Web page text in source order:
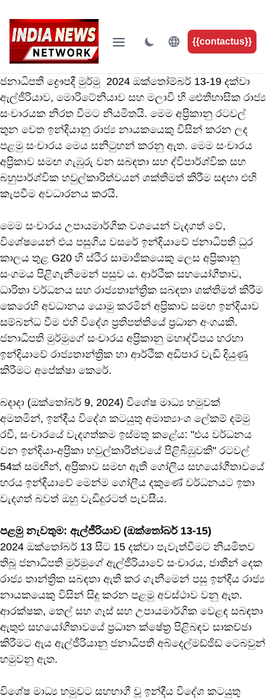
{{contactus}}
ජනාධිපති ද්‍රෞපදී මුර්මු 2024 ඔක්තෝම්බර් 13-19 දක්වා
ඇල්ජීරියාව, මොරිටේනියාව සහ මලාවි හි ඓතිහාසික රාජ්‍ය
සංචාරයක නිරත වීමට නියමිතයි. මෙම අප්‍රිකානු රටවල්
තුන වෙත ඉන්දියානු රාජ්‍ය නායකයෙකු විසින් කරන ලද
පළමු සංචාරය මෙය සනිටුහන් කරනු ඇත. මෙම සංචාරය
අප්‍රිකාව සමඟ ගැඹුරු වන සබඳතා සහ ද්විපාර්ශ්වික සහ
බහුපාර්ශ්වික හවුල්කාරිත්වයන් ශක්තිමත් කිරීම සඳහා එහි
කැපවීම අවධාරනය කරයි.
මෙම සංචාරය උපායමාර්ගික වශයෙන් වැදගත් වේ,
විශේෂයෙන් එය පසුගිය වසරේ ඉන්දියාවේ ජනාධිපති ධුර
කාලය තුළ G20 හි ස්ථිර සාමාජිකයෙකු ලෙස අප්‍රිකානු
සංගමය පිළිගැනීමෙන් පසුව ය. ආර්ථික සහයෝගීතාව,
ධාරිතා වර්ධනය සහ රාජ්‍යතාන්ත්‍රික සබඳතා ශක්තිමත් කිරීම
කෙරෙහි අවධානය යොමු කරමින් අප්‍රිකාව සමඟ ඉන්දියාව
සම්බන්ධ වීම එහි විදේශ ප්‍රතිපත්තියේ ප්‍රධාන අංගයකි.
ජනාධිපති මුර්මුගේ සංචාරය අප්‍රිකානු මහාද්වීපය හරහා
ඉන්දියාවේ රාජ්‍යතාන්ත්‍රික හා ආර්ථික අඩිපාර වැඩි දියුණු
කිරීමට අපේක්ෂා කෙරේ.
බදාදා (ඔක්තෝබර් 9, 2024) විශේෂ මාධ්‍ය හමුවක්
අමතමින්, ඉන්දීය විදේශ කටයුතු අමාත්‍යාංශ ලේකම් දම්මු
රවී, සංචාරයේ වැදගත්කම ඉස්මතු කළේය: "එය වර්ධනය
වන ඉන්දියා-අප්‍රිකා හවුල්කාරිත්වයේ පිළිබිඹුවකි" රටවල්
54ක් සමඟින්, අප්‍රිකාව සමඟ ඇති ගෝලීය සහයෝගීතාවයේ
හරය ඉන්දියාවේ මෙන්ම ගෝලීය දකුණේ වර්ධනයට ඉතා
වැදගත් බවත් ඔහු වැඩිදුරටත් පැවසීය.
පළමු නැවතුම: ඇල්ජීරියාව (ඔක්තෝබර් 13-15)
2024 ඔක්තෝබර් 13 සිට 15 දක්වා පැවැත්වීමට නියමිතව
තිබූ ජනාධිපති මුර්මුගේ ඇල්ජීරියාවේ සංචාරය, ජාතීන් දෙක
රාජ්‍ය තාන්ත්‍රික සබඳතා ඇති කර ගැනීමෙන් පසු ඉන්දීය රාජ්‍ය
නායකයෙකු විසින් සිදු කරන පළමු අවස්ථාව වනු ඇත.
ආරක්ෂක, තෙල් සහ ගෑස් සහ උපායමාර්ගික වෙළඳ සබඳතා
ඇතුළු සහයෝගීතාවයේ ප්‍රධාන ක්ෂේත්‍ර පිළිබඳව සාකච්ඡා
කිරීමට ඇය ඇල්ජීරියානු ජනාධිපති අබ්දෙල්මඩ්ජිඩ් ටෙබවුන්
හමුවනු ඇත.
විශේෂ මාධ්‍ය හමුවට සහභාගී වූ ඉන්දීය විදේශ කටයුතු